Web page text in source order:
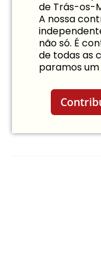
de Trás-os-
A nossa
não só. É
de todas as
paramos um